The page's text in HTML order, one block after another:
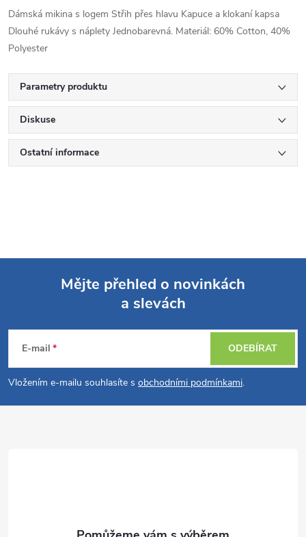
Dámská mikina s logem Střih přes hlavu Kapuce a klokaní kapsa
Dlouhé rukávy s náplety Jednobarevná. Materiál: 60% Cotton, 40%
Polyester
Parametry produktu
Diskuse
Ostatní informace
p
a
Mějte přehled o novinkách
a slevách
E-mail
Vložením e-mailu souhlasíte s obchodními podmínkami.
ODEBÍRAT